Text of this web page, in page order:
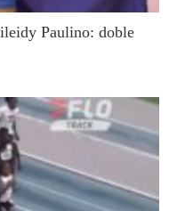
Paulino: doble